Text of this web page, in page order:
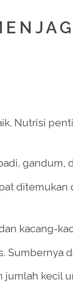
Nutrisi
gandum,
ditemukan
kacang-
jumlah kecil